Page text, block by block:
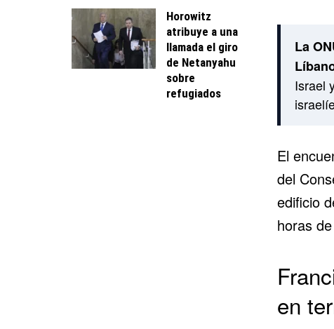
La
Israel
El
del
edificio
horas
en
Horowitz
atribuye a una
llamada el giro
de Netanyahu
sobre
refugiados